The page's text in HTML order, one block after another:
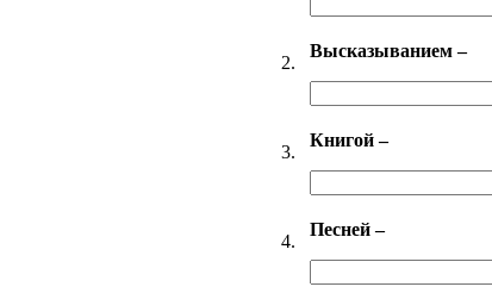
2.
Высказыванием –
3.
Книгой –
4.
Песней –